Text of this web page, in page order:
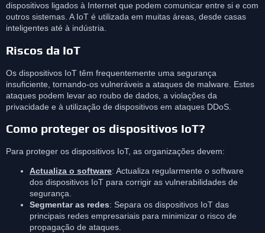
dispositivos ligados à Internet que podem comunicar entre si e com
outros sistemas. A IoT é utilizada em muitas áreas, desde casas
inteligentes até à indústria.
Riscos da IoT
Os dispositivos IoT têm frequentemente uma segurança
insuficiente, tornando-os vulneráveis a ataques de malware. Estes
ataques podem levar ao roubo de dados, a violações da
privacidade e à utilização de dispositivos em ataques DDoS.
Como proteger os dispositivos IoT?
Para proteger os dispositivos IoT, as organizações devem:
Actualiza o software: Actualiza regularmente o software
dos dispositivos IoT para corrigir as vulnerabilidades de
segurança.
Segmentar as redes: Separa os dispositivos IoT das
principais redes empresariais para minimizar o risco de
propagação de ataques.